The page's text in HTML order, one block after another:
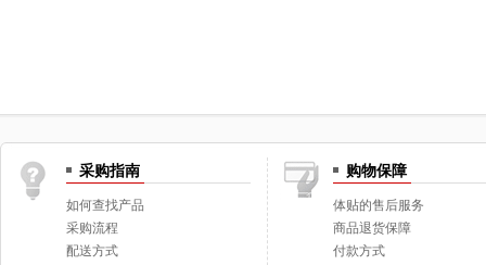
采购指南
如何查找产品
采购流程
配送方式
购物保障
体贴的售后服务
商品退货保障
付款方式